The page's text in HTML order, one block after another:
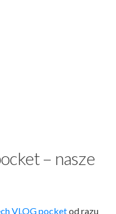
– nasze
VLOG pocketod razu